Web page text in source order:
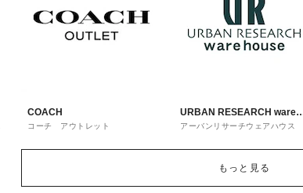
COACH
コーチ アウトレット
URBAN RESEARCH ware
house
アーバンリサーチウェアハウス
もっと見る